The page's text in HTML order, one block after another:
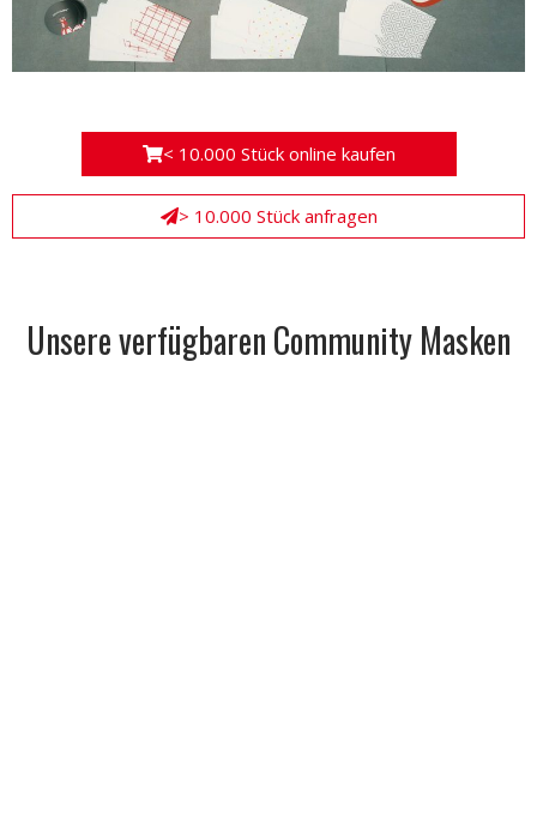
< 10.000 Stück online kaufen
> 10.000 Stück anfragen
Unsere verfügbaren Community Masken